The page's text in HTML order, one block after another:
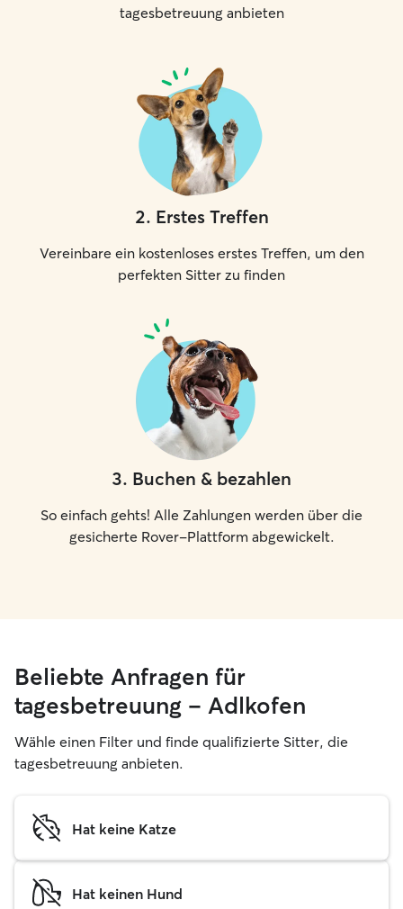
tagesbetreuung anbieten
2. Erstes Treffen
Vereinbare ein kostenloses erstes Treffen, um den
perfekten Sitter zu finden
3. Buchen & bezahlen
So einfach gehts! Alle Zahlungen werden über die
gesicherte Rover-Plattform abgewickelt.
Beliebte Anfragen für
tagesbetreuung – Adlkofen
Wähle einen Filter und finde qualifizierte Sitter, die
tagesbetreuung anbieten.
Hat keine Katze
Hat keinen Hund